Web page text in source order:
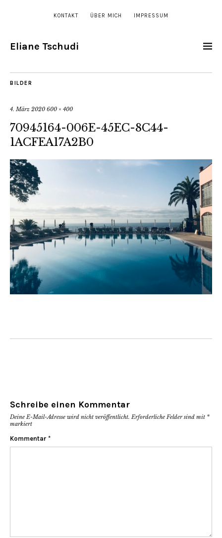
KONTAKT ÜBER MICH IMPRESSUM
Eliane Tschudi
BILDER
4. März 2020 600 × 400
70945164-006E-45EC-8C44-
1ACFEA17A2B0
Schreibe einen Kommentar
Deine E-Mail-Adresse wird nicht veröffentlicht. Erforderliche Felder sind mit *
markiert
Kommentar *